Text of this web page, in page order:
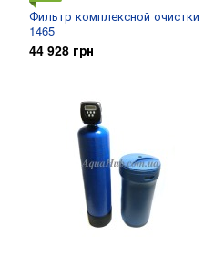
Фильтр комплексной очистки
1465
44 928 грн